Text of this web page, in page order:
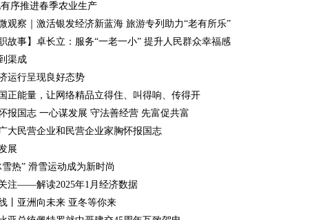
序推进春季农业生产
观察｜激活银发经济新蓝海 旅游专列助力“老有所乐”
故事】卓长立：服务“一老一小” 提升人民群众幸福感
渠成
运行呈现良好态势
正能量，让网络精品立得住、叫得响、传得开
报国志 一心谋发展 守法善经营 先富促共富
大民营企业和民营企业家胸怀报国志
展
热” 滑雪运动成为新时尚
注——解读2025年1月经济数据
丨亚洲向未来 亚冬等你来